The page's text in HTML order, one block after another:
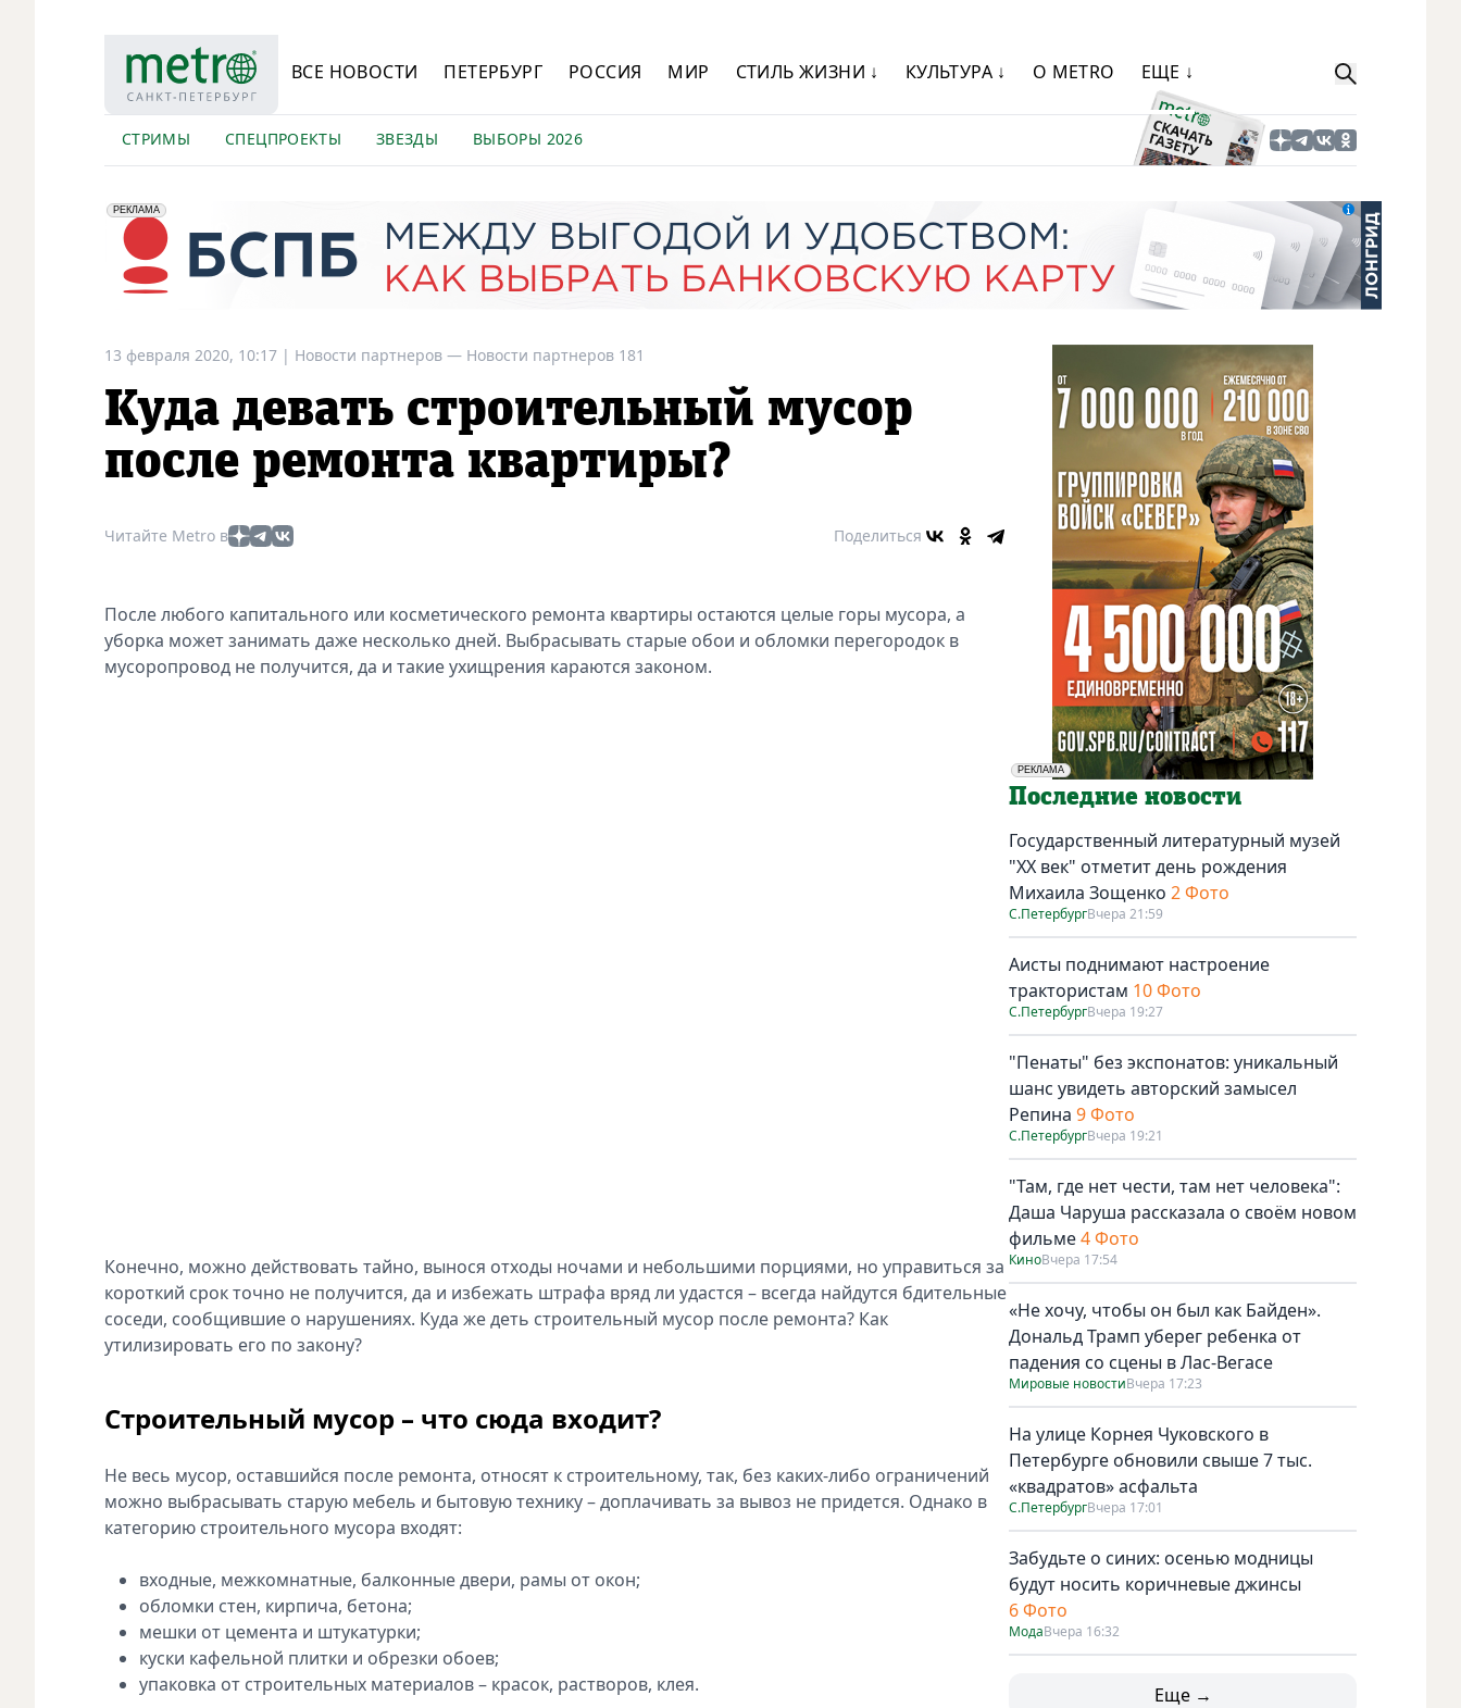
ВСЕ НОВОСТИ ПЕТЕРБУРГ РОССИЯ МИР СТИЛЬ ЖИЗНИ ↓ КУЛЬТУРА ↓ О METRO ЕЩЕ ↓
СТРИМЫ СПЕЦПРОЕКТЫ ЗВЕЗДЫ ВЫБОРЫ 2026
erid: 2VfnxyFybV5
РЕКЛАМА
ПАО "Банк "Санкт-Петербург", ИНН: 7831000027
13 февраля 2020, 10:17 | Новости партнеров — Новости партнеров 181
Куда девать строительный мусор
после ремонта квартиры?
Читайте Metro в Поделиться
После любого капитального или косметического ремонта квартиры остаются целые горы мусора, а
уборка может занимать даже несколько дней. Выбрасывать старые обои и обломки перегородок в
мусоропровод не получится, да и такие ухищрения караются законом.
Конечно, можно действовать тайно, вынося отходы ночами и небольшими порциями, но управиться за
короткий срок точно не получится, да и избежать штрафа вряд ли удастся – всегда найдутся бдительные
соседи, сообщившие о нарушениях. Куда же деть строительный мусор после ремонта? Как
утилизировать его по закону?
Строительный мусор – что сюда входит?
Не весь мусор, оставшийся после ремонта, относят к строительному, так, без каких-либо ограничений
можно выбрасывать старую мебель и бытовую технику – доплачивать за вывоз не придется. Однако в
категорию строительного мусора входят:
входные, межкомнатные, балконные двери, рамы от окон;
обломки стен, кирпича, бетона;
мешки от цемента и штукатурки;
куски кафельной плитки и обрезки обоев;
упаковка от строительных материалов – красок, растворов, клея.
РЕКЛАМА
Социальная реклама
Последние новости
Государственный литературный музей
"ХХ век" отметит день рождения
Михаила Зощенко 2 Фото
С.ПетербургВчера 21:59
Аисты поднимают настроение
трактористам 10 Фото
С.ПетербургВчера 19:27
"Пенаты" без экспонатов: уникальный
шанс увидеть авторский замысел
Репина 9 Фото
С.ПетербургВчера 19:21
"Там, где нет чести, там нет человека":
Даша Чаруша рассказала о своём новом
фильме4 Фото
КиноВчера 17:54
«Не хочу, чтобы он был как Байден».
Дональд Трамп уберег ребенка от
падения со сцены в Лас-Вегасе
Мировые новостиВчера 17:23
На улице Корнея Чуковского в
Петербурге обновили свыше 7 тыс.
«квадратов» асфальта
С.ПетербургВчера 17:01
Забудьте о синих: осенью модницы
будут носить коричневые джинсы
6 Фото
МодаВчера 16:32
Еще →